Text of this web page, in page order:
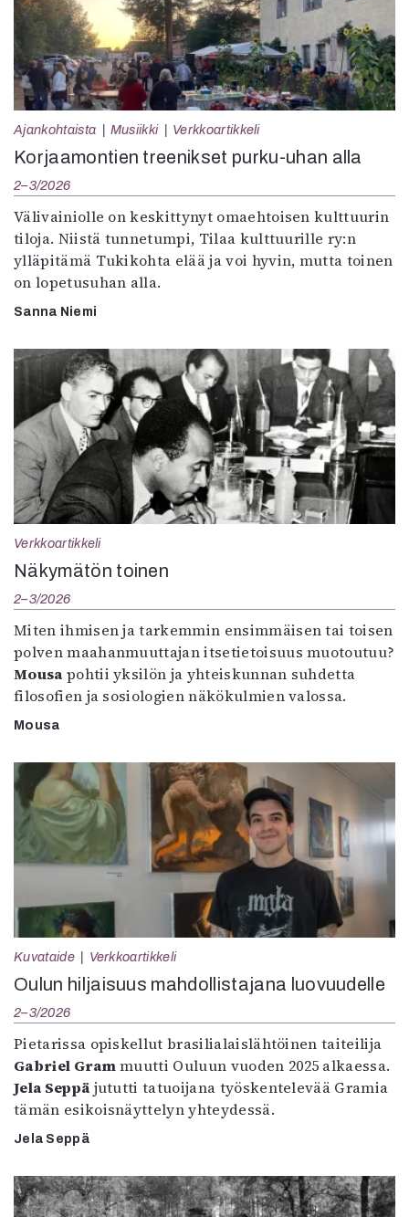
Ajankohtaista Musiikki Verkkoartikkeli
Korjaamontien treenikset purku-uhan alla
2–3/2026
Välivainiolle on keskittynyt omaehtoisen kulttuurin
tiloja. Niistä tunnetumpi, Tilaa kulttuurille ry:n
ylläpitämä Tukikohta elää ja voi hyvin, mutta toinen
on lopetusuhan alla.
Sanna Niemi
Verkkoartikkeli
Näkymätön toinen
2–3/2026
Miten ihmisen ja tarkemmin ensimmäisen tai toisen
polven maahanmuuttajan itsetietoisuus muotoutuu?
Mousa pohtii yksilön ja yhteiskunnan suhdetta
filosofien ja sosiologien näkökulmien valossa.
Mousa
Kuvataide Verkkoartikkeli
Oulun hiljaisuus mahdollistajana luovuudelle
2–3/2026
Pietarissa opiskellut brasilialaislähtöinen taiteilija
Gabriel Grammuutti Ouluun vuoden 2025 alkaessa.
Jela Seppä jututti tatuoijana työskentelevää Gramia
tämän esikoisnäyttelyn yhteydessä.
Jela Seppä